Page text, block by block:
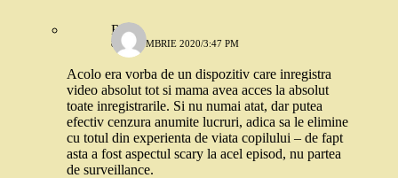
Robo
8 OCTOMBRIE 2020/3:47 PM
Acolo era vorba de un dispozitiv care inregistra
video absolut tot si mama avea acces la absolut
toate inregistrarile. Si nu numai atat, dar putea
efectiv cenzura anumite lucruri, adica sa le elimine
cu totul din experienta de viata copilului – de fapt
asta a fost aspectul scary la acel episod, nu partea
de surveillance.